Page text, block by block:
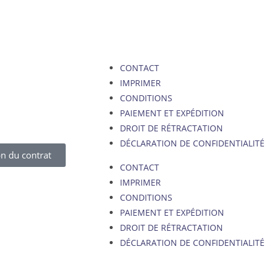
du contrat
CONTACT
IMPRIMER
CONDITIONS
PAIEMENT ET EXPÉDITION
DROIT DE RÉTRACTATION
DÉCLARATION DE CONFIDENTIALITÉ
CONTACT
IMPRIMER
CONDITIONS
PAIEMENT ET EXPÉDITION
DROIT DE RÉTRACTATION
DÉCLARATION DE CONFIDENTIALITÉ